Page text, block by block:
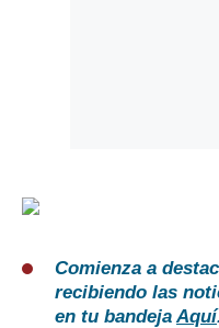
Comienza a
recibiendo las
en tu bandejaAquí